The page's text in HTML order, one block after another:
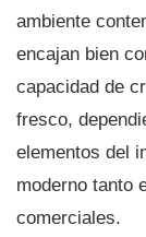
ambiente
encajan bien
capacidad de
fresco,
elementos del
moderno tanto
comerciales.